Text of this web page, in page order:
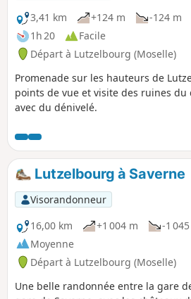
3,41 km
+124 m
-124 m
1h 20
Facile
Départ à Lutzelbourg (Moselle)
Promenade sur les hauteurs de
points de vue et visite des ruines du
avec du dénivelé.
Lutzelbourg à Saverne
Visorandonneur
16,00 km
+1 004 m -1
Moyenne
Départ à Lutzelbourg (Moselle)
Une belle randonnée entre la gare